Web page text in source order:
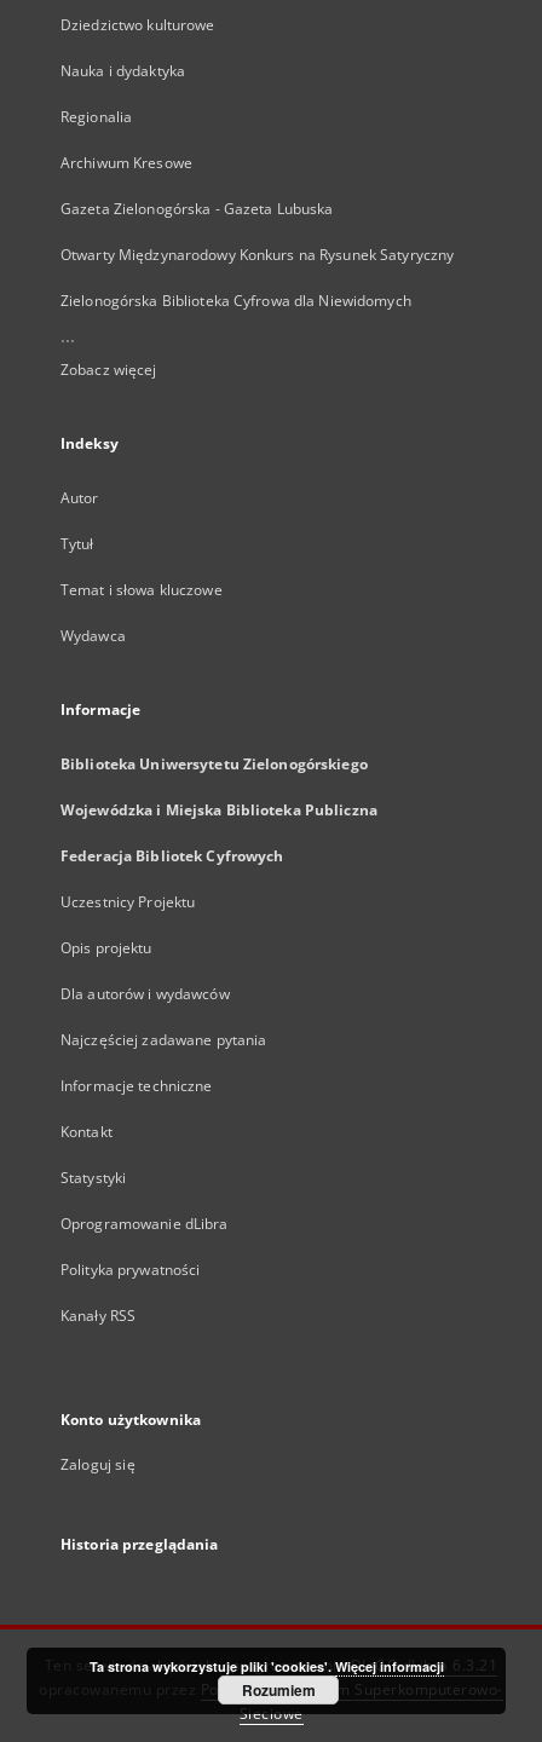
Dziedzictwo kulturowe
Nauka i dydaktyka
Regionalia
Archiwum Kresowe
Gazeta Zielonogórska - Gazeta Lubuska
Otwarty Międzynarodowy Konkurs na Rysunek Satyryczny
Zielonogórska Biblioteka Cyfrowa dla Niewidomych
...
Zobacz więcej
Indeksy
Autor
Tytuł
Temat i słowa kluczowe
Wydawca
Informacje
Biblioteka Uniwersytetu Zielonogórskiego
Wojewódzka i Miejska Biblioteka Publiczna
Federacja Bibliotek Cyfrowych
Uczestnicy Projektu
Opis projektu
Dla autorów i wydawców
Najczęściej zadawane pytania
Informacje techniczne
Kontakt
Statystyki
Oprogramowanie dLibra
Polityka prywatności
Kanały RSS
Konto użytkownika
Zaloguj się
Historia przeglądania
Ten serwis działa dzięki oprogramowaniuDInGO dLibra 6.3.21
Poznańskie Centrum Superkomputerowo-
Sieciowe
Ta strona wykorzystuje pliki 'cookies'. Więcej informacji
Rozumiem